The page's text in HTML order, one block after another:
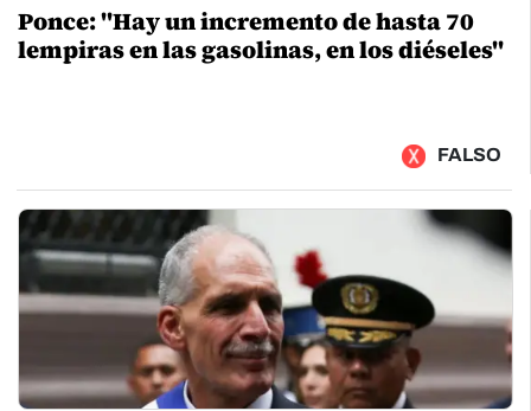
Ponce: "Hay un incremento de hasta 70
lempiras en las gasolinas, en los diéseles"
FALSO